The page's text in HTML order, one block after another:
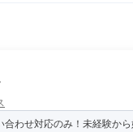
合わせ対応のみ！未経験か